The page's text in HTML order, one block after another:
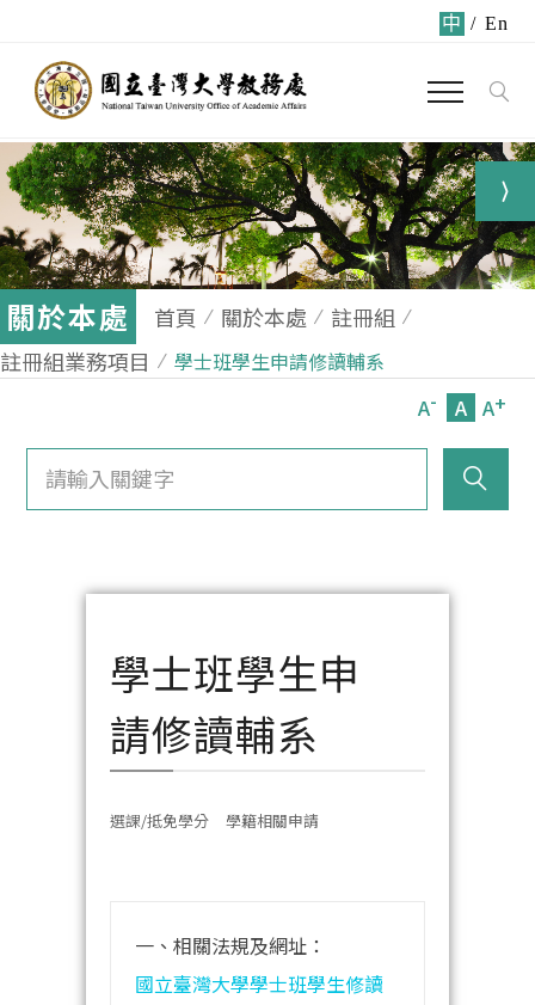
中 / En
關於本處 首頁 關於本處
註冊組
註冊組業務項目
學士班學生申請修讀輔系
A- A A+
學士班學生申
請修讀輔系
選課/抵免學分 學籍相關申請
一、相關法規及網址：
國立臺灣大學學士班學生修讀